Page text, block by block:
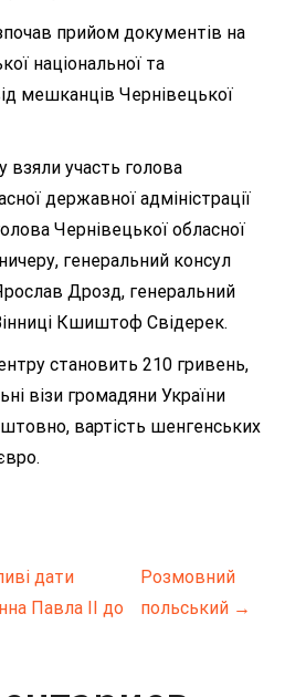
прийом документів на
національної та
мешканців Чернівецької
взяли участь голова
державної адміністрації
Чернівецької обласної
генеральний консул
Дрозд, генеральний
Кшиштоф Свідерек.
становить 210 гривень,
візи громадяни України
вартість шенгенських
дати
Павла II до
Розмовний
польський →